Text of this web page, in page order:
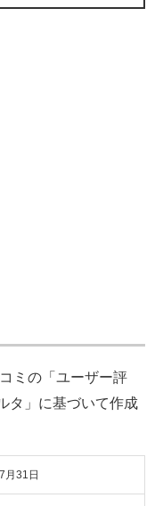
ミの「ユーザー評
タ」に基づいて作成
月31日